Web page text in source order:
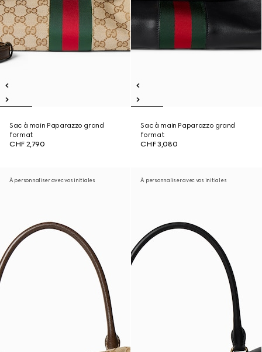
Sac à main Paparazzo grand
format
CHF 2,790
Sac à main Paparazzo grand
format
CHF 3,080
À personnaliser avec vos initiales À personnaliser avec vos initiales